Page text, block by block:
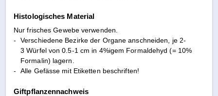
Histologisches Material
Nur frisches Gewebe verwenden.
-
Verschiedene Bezirke der Organe anschneiden, je 2-
3 Würfel von 0.5-1 cm in 4%igem Formaldehyd (= 10%
Formalin) lagern.
-
Alle Gefässe mit Etiketten beschriften!
Giftpflanzennachweis